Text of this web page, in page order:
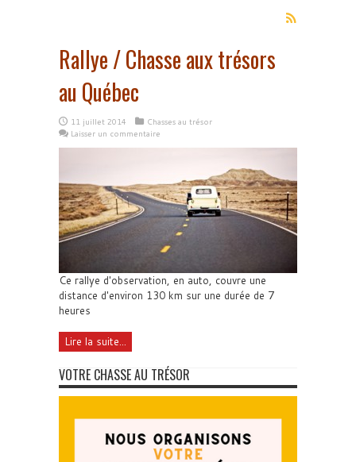
Rallye / Chasse aux trésors
au Québec
11 juillet 2014
Chasses au trésor
Laisser un commentaire
Ce rallye d'observation, en auto, couvre une
distance d'environ 130 km sur une durée de 7
heures
Lire la suite...
VOTRE CHASSE AU TRÉSOR